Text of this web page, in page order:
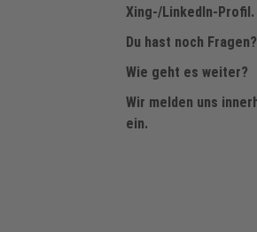
Xing-/LinkedIn-Profil.
Du hast noch
Wie geht es weiter?
Wir melden uns
ein.